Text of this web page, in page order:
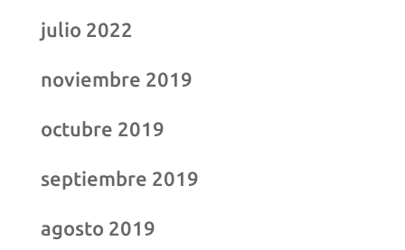
julio 2022
noviembre 2019
octubre 2019
septiembre 2019
agosto 2019